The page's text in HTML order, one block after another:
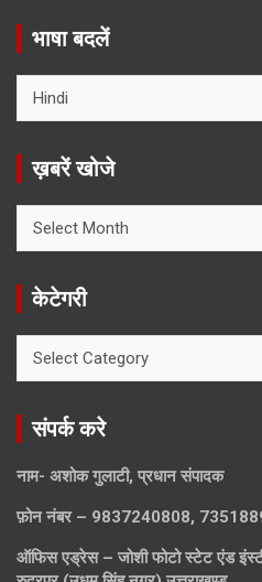
भाषा बदलें
ख़बरें खोजे
खोजे
केटेगरी
संपर्क करे
नाम- अशोक गुलाटी, प्रधान संपादक
फ़ोन नंबर – 9837240808,
ऑफिस एड्रेस – जोशी फोटो स्टेट एंड